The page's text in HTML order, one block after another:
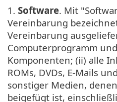
1. Software. Mit
Vereinbarung
Vereinbarung
Computerprogramm
Komponenten; (ii) alle
ROMs, DVDs, E-Mails
sonstiger Medien,
beigefügt ist,